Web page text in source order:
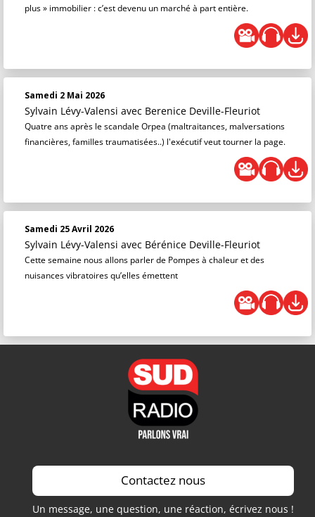
plus » immobilier : c’est devenu un marché à part entière.
Samedi 2 Mai 2026
Sylvain Lévy-Valensi avec Berenice Deville-Fleuriot
Quatre ans après le scandale Orpea (maltraitances, malversations
financières, familles traumatisées..) l'exécutif veut tourner la page.
Samedi 25 Avril 2026
Sylvain Lévy-Valensi avec Bérénice Deville-Fleuriot
Cette semaine nous allons parler de Pompes à chaleur et des
nuisances vibratoires qu’elles émettent
Contactez nous
Un message, une question, une réaction, écrivez nous !